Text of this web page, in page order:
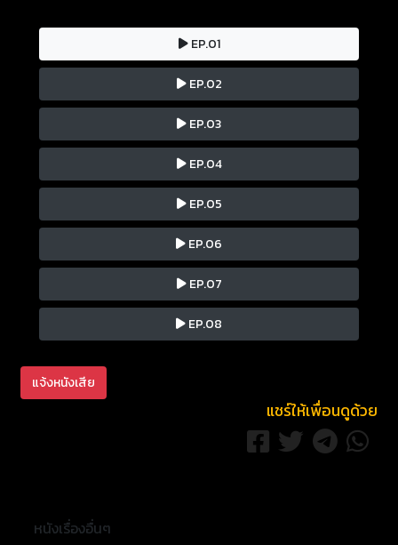
EP.01
EP.02
EP.03
EP.04
EP.05
EP.06
EP.07
EP.08
แจ้งหนังเสีย
แชร์ให้เพื่อนดูด้วย
หนังเรื่องอื่นๆ